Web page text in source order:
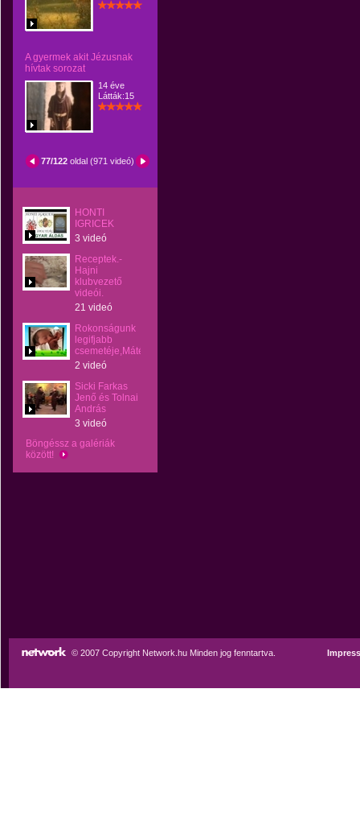
A gyermek akit Jézusnak
hívtak sorozat
14 éve
Látták:15
77/122 oldal (971 videó)
HONTI
IGRICEK
3 videó
Receptek.-
Hajni
klubvezető
videói.
21 videó
Rokonságunk
legifjabb
csemetéje,Máté
2 videó
Sicki Farkas
Jenő és Tolnai
András
3 videó
Böngéssz a galériák
között!
© 2007 Copyright Network.hu Minden jog fenntartva.